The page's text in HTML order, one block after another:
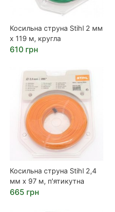
Косильна струна Stihl 2 мм
х 119 м, кругла
610 грн
Косильна струна Stihl 2,4
мм х 97 м, п'ятикутна
665 грн